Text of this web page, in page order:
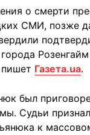
о смерти
СМИ, позже
Газета.ua.
был
Судьи
к